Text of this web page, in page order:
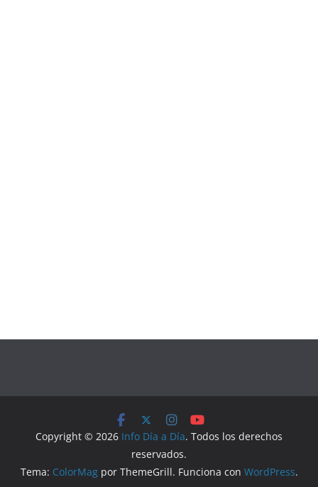
Copyright © 2026 Info Día a Día. Todos los derechos
reservados.
Tema: ColorMagpor ThemeGrill. Funciona con WordPress.